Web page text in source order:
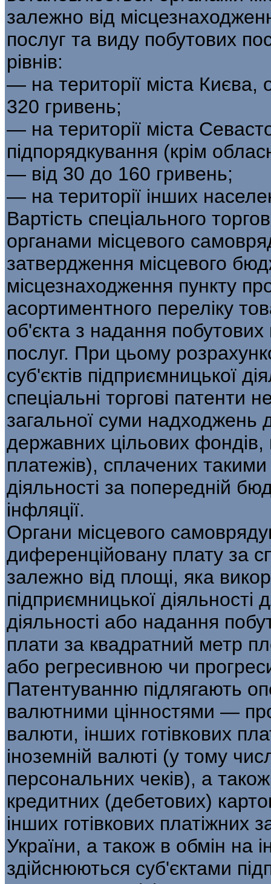
залежно від
послуг та виду побутових
рівнів:
— на території міста
320 гривень;
— на території міста
підпорядкування (крім
— від 30 до 160 гривень;
— на території інших
Вартість спеціального
органами місцевого
затвердження місцевого
місцезнаходження пункту
асортиментного переліку
об'єкта з надання
послуг. При цьому
суб'єктів підприємницької
спеціальні торгові
загальної суми надходжень
державних цільових фондів,
платежів), сплачених
діяльності за попередній
інфляції.
Органи місцевого
диференційовану плату за
залежно від площі, яка
підприємницької діяльності
діяльності або надання
плати за квадратний метр
або регресивною чи
Патентуванню підлягають
валютними цінностями —
валюти, інших готівкових
іноземній валюті (у тому
персональних чеків), а
кредитних (дебетових)
інших готівкових платіжних
України, а також в обмін на
здійснюються суб'єктами